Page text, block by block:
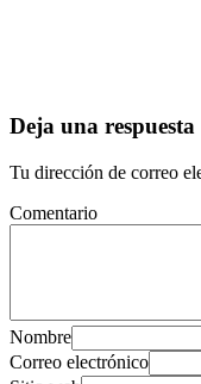
Deja una respuesta
Tu dirección de correo
Comentario
Nombre
Correo electrónico